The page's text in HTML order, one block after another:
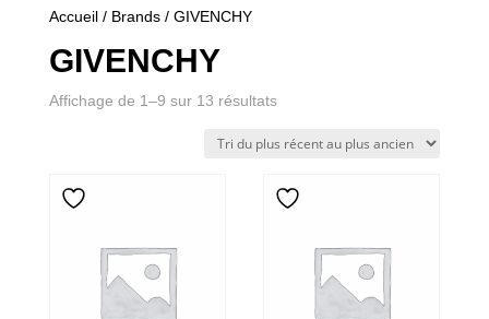
Accueil/ Brands/ GIVENCHY
GIVENCHY
Affichage de 1–9 sur 13 résultatsTrié
plus
au
ancien